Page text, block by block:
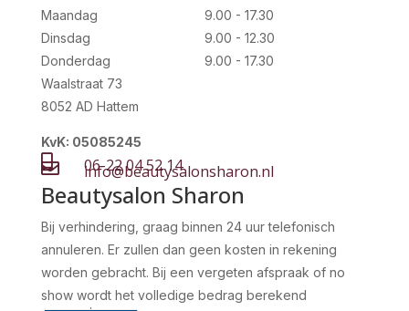
Maandag
Dinsdag
Donderdag
9.00 - 17.30
9.00 - 12.30
9.00 - 17.30
Waalstraat 73
8052 AD Hattem
KvK: 05085245
 06-22 04 52 14
 info@beautysalonsharon.nl
Beautysalon Sharon
Bij verhindering, graag binnen 24 uur telefonisch
annuleren. Er zullen dan geen kosten in rekening
worden gebracht. Bij een vergeten afspraak of no
show wordt het volledige bedrag berekend